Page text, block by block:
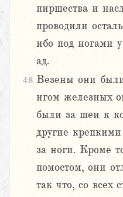
пиршества и
проводили
ибо под ногами
ад.
4:8 Везены они
игом железных
были за шеи к
другие
за ноги. Кроме
помостом, они
так что, со всех